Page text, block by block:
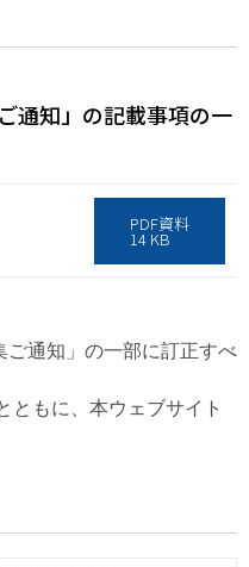
通知」の記載事項の一
PDF資料
14 KB
通知」の一部に訂正すべ
ともに、本ウェブサイト